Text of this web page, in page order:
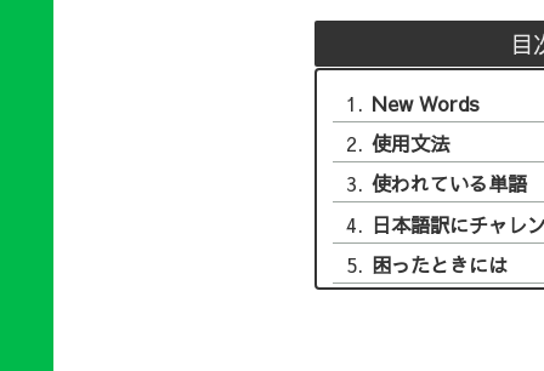
目
New Words
使用文法
使われている単語
日本語訳にチャレ
困ったときには